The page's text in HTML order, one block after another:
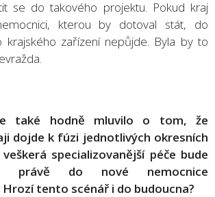
se do takového projektu. Pokud kraj
kterou by dotoval stát, do
krajského zařízení nepůjde. Byla by to
také hodně mluvilo o tom, že
dojde k fúzi jednotlivých okresních
specializovanější péče bude
právě do nové nemocnice
tento scénář i do budoucna?